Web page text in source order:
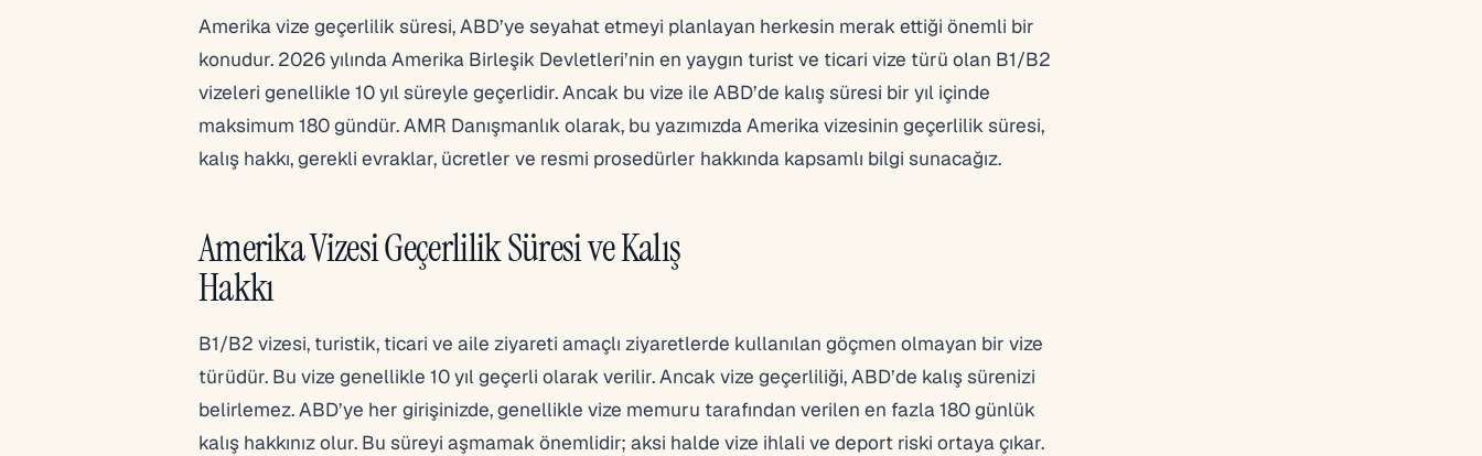
Amerika vize geçerlilik süresi, ABD’ye seyahat etmeyi planlayan herkesin merak ettiği önemli bir
konudur. 2026 yılında Amerika Birleşik Devletleri’nin en yaygın turist ve ticari vize türü olan B1/B2
vizeleri genellikle 10 yıl süreyle geçerlidir. Ancak bu vize ile ABD’de kalış süresi bir yıl içinde
maksimum 180 gündür. AMR Danışmanlık olarak, bu yazımızda Amerika vizesinin geçerlilik süresi,
kalış hakkı, gerekli evraklar, ücretler ve resmi prosedürler hakkında kapsamlı bilgi sunacağız.
Amerika Vizesi Geçerlilik Süresi ve Kalış
Hakkı
B1/B2 vizesi, turistik, ticari ve aile ziyareti amaçlı ziyaretlerde kullanılan göçmen olmayan bir vize
türüdür. Bu vize genellikle 10 yıl geçerli olarak verilir. Ancak vize geçerliliği, ABD’de kalış sürenizi
belirlemez. ABD’ye her girişinizde, genellikle vize memuru tarafından verilen en fazla 180 günlük
kalış hakkınız olur. Bu süreyi aşmamak önemlidir; aksi halde vize ihlali ve deport riski ortaya çıkar.